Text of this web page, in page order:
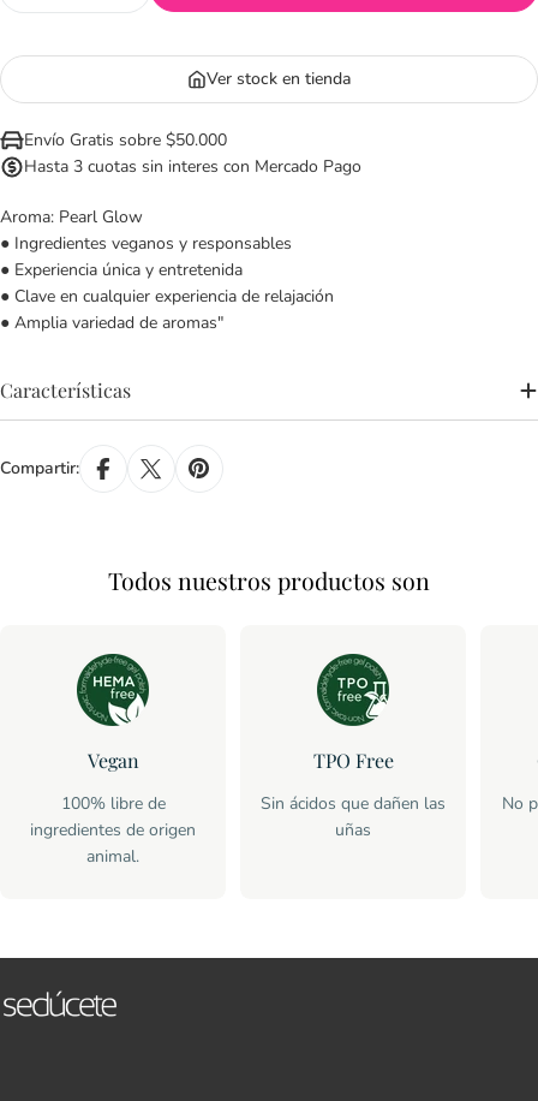
Ver stock en tienda
Envío Gratis sobre $50.000
Hasta 3 cuotas sin interes con Mercado Pago
Aroma: Pearl Glow
● Ingredientes veganos y responsables
● Experiencia única y entretenida
● Clave en cualquier experiencia de relajación
● Amplia variedad de aromas"
Características
Compartir:
Todos nuestros productos son
Vegan
100% libre de
ingredientes de origen
animal.
TPO Free
Sin ácidos que dañen las
uñas
No